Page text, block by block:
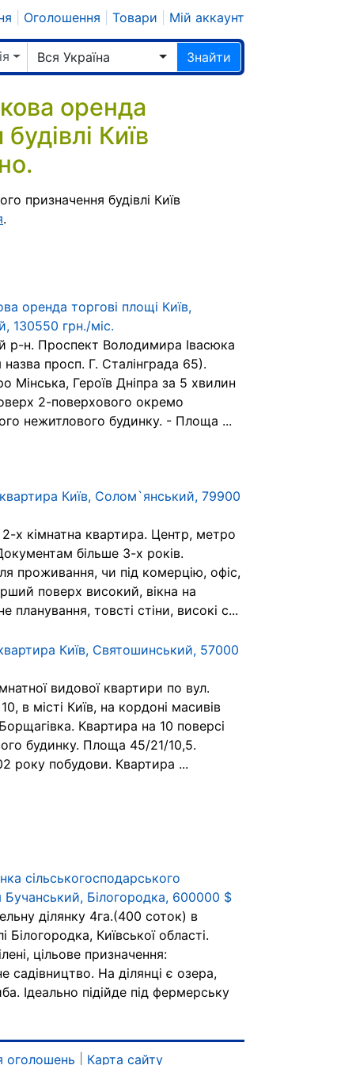
Оголошення Товари Мій аккаунт
Вся Україна Знайти
оренда
Київ
призначення будівлі Київ
.
оренда торгові площі Київ,
130550 грн./міс.
р-н. Проспект Володимира Івасюка
просп. Г. Сталінграда 65).
Мінська, Героїв Дніпра за 5 хвилин
2-поверхового окремо
нежитлового будинку. - Площа ...
Київ, Солом`янський, 79900
х кімнатна квартира. Центр, метро
більше 3-х років.
проживання, чи під комерцію, офіс,
поверх високий, вікна на
планування, товсті стіни, високі с...
Київ, Святошинський, 57000
видової квартири по вул.
в місті Київ, на кордоні масивів
Квартира на 10 поверсі
будинку. Площа 45/21/10,5.
року побудови. Квартира ...
сільськогосподарського
Бучанський, Білогородка, 600000 $
ділянку 4га.(400 соток) в
Білогородка, Київської області.
цільове призначення:
садівництво. На ділянці є озера,
Ідеально підійде під фермерську
оголошень Карта сайту